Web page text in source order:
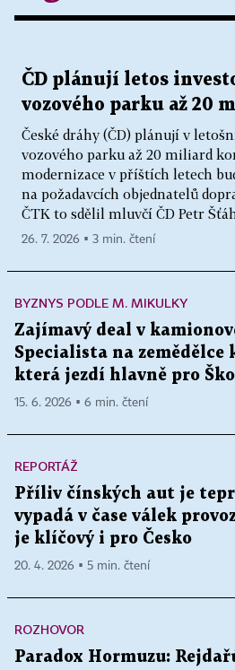
ČD plánují letos
vozového parku až 20
České dráhy (ČD) plánují v
vozového parku až 20 miliard
modernizace v příštích letech
na požadavcích objednatelů
ČTK to sdělil mluvčí ČD Petr
26. 7. 2026 ▪ 3 min. čtení
BYZNYS PODLE M. MIKULKY
Zajímavý deal v
Specialista na zemědělce
která jezdí hlavně pro
15. 6. 2026 ▪ 6 min. čtení
REPORTÁŽ
Příliv čínských aut je
vypadá v čase válek
je klíčový i pro Česko
20. 4. 2026 ▪ 5 min. čtení
ROZHOVOR
Paradox Hormuzu: